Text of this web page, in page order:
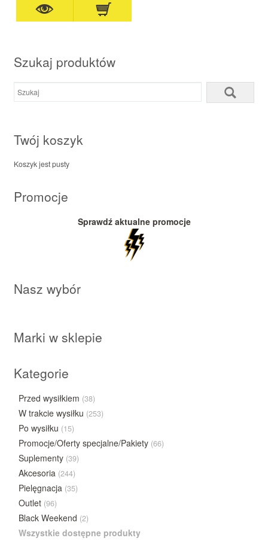
Szukaj produktów
Twój koszyk
Koszyk jest pusty
Promocje
Sprawdź aktualne promocje
Nasz wybór
Marki w sklepie
Kategorie
Przed wysiłkiem (38)
W trakcie wysiłku (253)
Po wysiłku (15)
Promocje/Oferty specjalne/Pakiety (66)
Suplementy (39)
Akcesoria (244)
Pielęgnacja (35)
Outlet (96)
Black Weekend (2)
Wszystkie dostępne produkty